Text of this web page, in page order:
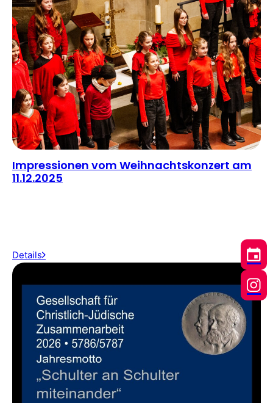
Impressionen vom Weihnachtskonzert am
11.12.2025
Details